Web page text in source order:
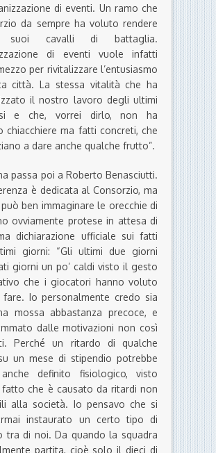
di eventi. Un ramo che
da sempre ha voluto rendere
cavalli di battaglia.
di eventi vuole infatti
per rivitalizzare l’entusiasmo
città. La stessa vitalità che ha
il nostro lavoro degli ultimi
e che, vorrei dirlo, non ha
chiacchiere ma fatti concreti, che
a dare anche qualche frutto”.
passa poi a Roberto Benasciutti.
è dedicata al Consorzio, ma
ben immaginare le orecchie di
ovviamente protese in attesa di
dichiarazione ufficiale sui fatti
giorni: “Gli ultimi due giorni
giorni un po’ caldi visto il gesto
che i giocatori hanno voluto
fare. Io personalmente credo sia
mossa abbastanza precoce, e
dalle motivazioni non così
Perché un ritardo di qualche
un mese di stipendio potrebbe
definito fisiologico, visto
fatto che è causato da ritardi non
alla società. Io pensavo che si
instaurato un certo tipo di
tra di noi. Da quando la squadra
partita, cioè solo il dieci di